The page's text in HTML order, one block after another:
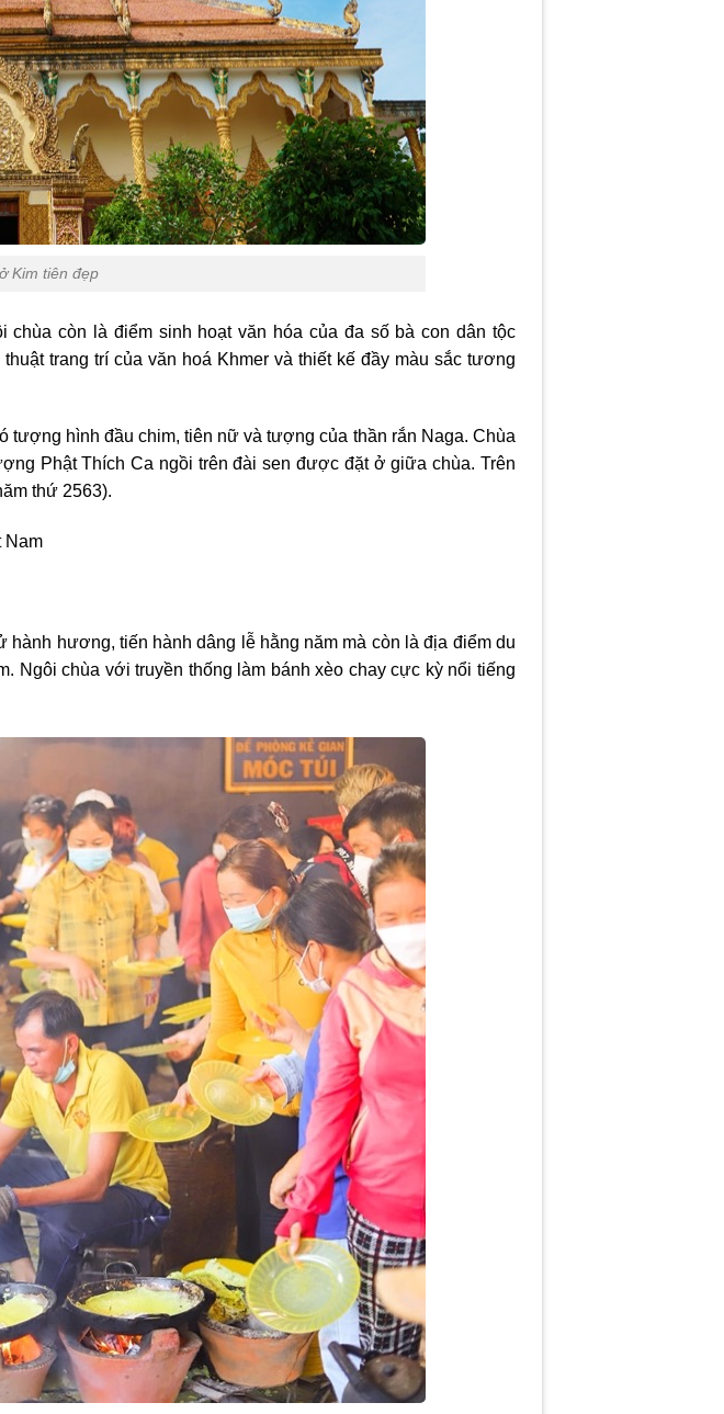
Kim tiên đẹp
còn là điểm sinh hoạt văn hóa của đa số bà con dân tộc
trang trí của văn hoá Khmer và thiết kế đầy màu sắc tương
tượng hình đầu chim, tiên nữ và tượng của thần rắn Naga. Chùa
Phật Thích Ca ngồi trên đài sen được đặt ở giữa chùa. Trên
thứ 2563).
Nam
hương, tiến hành dâng lễ hằng năm mà còn là địa điểm du
Ngôi chùa với truyền thống làm bánh xèo chay cực kỳ nổi tiếng